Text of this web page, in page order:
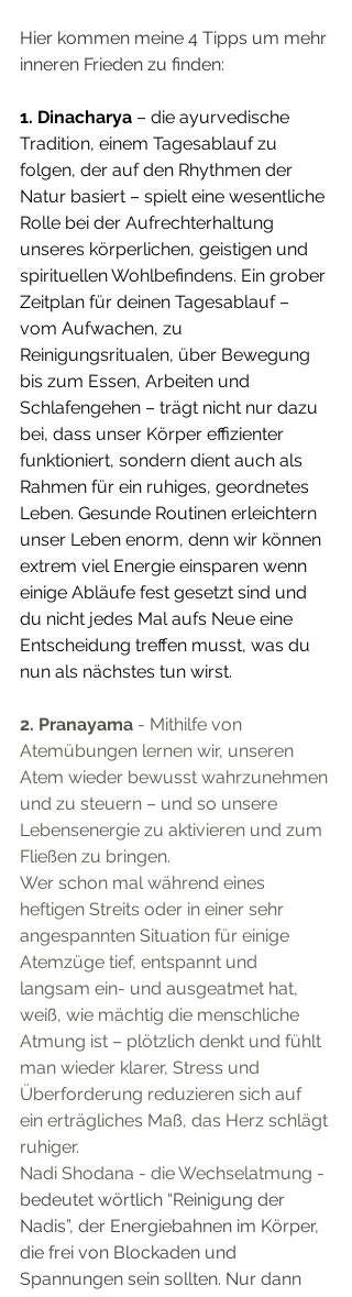
Hier kommen meine 4 Tipps um mehr
inneren Frieden zu finden:
1. Dinacharya – die ayurvedische
Tradition, einem Tagesablauf zu
folgen, der auf den Rhythmen der
Natur basiert – spielt eine wesentliche
Rolle bei der Aufrechterhaltung
unseres körperlichen, geistigen und
spirituellen Wohlbefindens. Ein grober
Zeitplan für deinen Tagesablauf –
vom Aufwachen, zu
Reinigungsritualen, über Bewegung
bis zum Essen, Arbeiten und
Schlafengehen – trägt nicht nur dazu
bei, dass unser Körper effizienter
funktioniert, sondern dient auch als
Rahmen für ein ruhiges, geordnetes
Leben. Gesunde Routinen erleichtern
unser Leben enorm, denn wir können
extrem viel Energie einsparen wenn
einige Abläufe fest gesetzt sind und
du nicht jedes Mal aufs Neue eine
Entscheidung treffen musst, was du
nun als nächstes tun wirst.
2. Pranayama - Mithilfe von
Atemübungen lernen wir, unseren
Atem wieder bewusst wahrzunehmen
und zu steuern – und so unsere
Lebensenergie zu aktivieren und zum
Fließen zu bringen.
Wer schon mal während eines
heftigen Streits oder in einer sehr
angespannten Situation für einige
Atemzüge tief, entspannt und
langsam ein- und ausgeatmet hat,
weiß, wie mächtig die menschliche
Atmung ist – plötzlich denkt und fühlt
man wieder klarer, Stress und
Überforderung reduzieren sich auf
ein erträgliches Maß, das Herz schlägt
ruhiger.
Nadi Shodana - die Wechselatmung -
bedeutet wörtlich “Reinigung der
Nadis”, der Energiebahnen im Körper,
die frei von Blockaden und
Spannungen sein sollten. Nur dann